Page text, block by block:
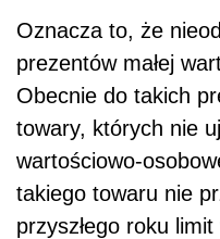
Oznacza to, że
prezentów małej
Obecnie do takich
towary, których nie
wartościowo-
takiego towaru nie
przyszłego roku